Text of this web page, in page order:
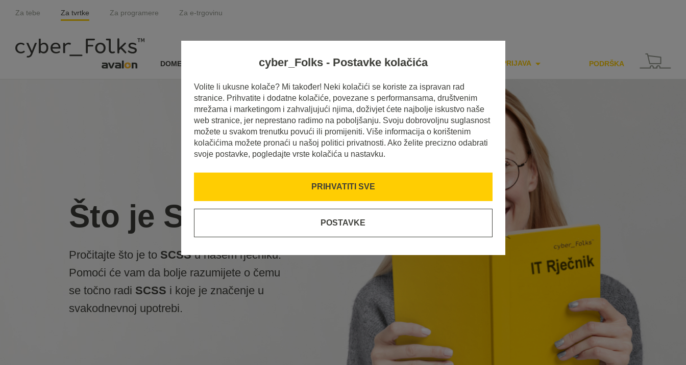
Za tebe Za tvrtke Za programere Za e-trgovinu
DOMENE I SSL HOSTING SERVERI INSPIRACIJE PRIJAVA PODRŠKA
Što je SCSS?
Pročitajte što je to SCSSu našem rječniku.
Pomoći će vam da bolje razumijete o čemu
se točno radi SCSS i koje je značenje u
svakodnevnoj upotrebi.
cyber_Folks - Postavke kolačića
Volite li ukusne kolače? Mi također! Neki kolačići se koriste za ispravan rad
stranice. Prihvatite i dodatne kolačiće, povezane s performansama, društvenim
mrežama i marketingom i zahvaljujući njima, doživjet ćete najbolje iskustvo naše
web stranice, jer neprestano radimo na poboljšanju. Svoju dobrovoljnu suglasnost
možete u svakom trenutku povući ili promijeniti. Više informacija o korištenim
kolačićima možete pronaći u našoj politici privatnosti. Ako želite precizno odabrati
svoje postavke, pogledajte vrste kolačića u nastavku.
PRIHVATITI SVE
POSTAVKE